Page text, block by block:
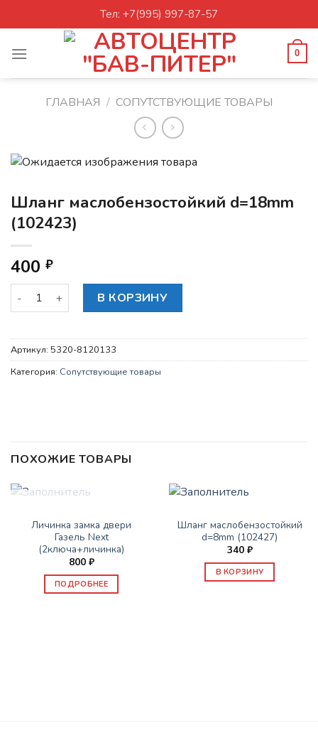
to
Тел: +7(995) 997-87-57
0
ГЛАВНАЯ / СОПУТСТВУЮЩИЕ ТОВАРЫ
Шланг маслобензостойкий d=18mm
(102423)
400 ₽
Количество товара Шланг маслобензостойкий d=18mm
В КОРЗИНУ
Артикул: 5320-8120133
Категория: Сопутствующие товары
ПОХОЖИЕ ТОВАРЫ
Личинка замка двери
Газель Next
(2ключа+личинка)
800 ₽
ПОДРОБНЕЕ
Шланг маслобензостойкий
d=8mm (102427)
340 ₽
В КОРЗИНУ